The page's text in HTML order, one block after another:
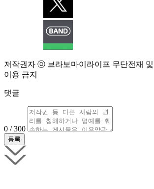
저작권자 ⓒ 브라보마이라이프 무단전재
이용 금지
댓글
0 / 300